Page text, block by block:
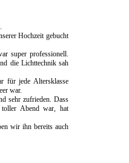
Hochzeit gebucht
super professionell.
die Lichttechnik sah
für jede Altersklasse
war.
sehr zufrieden. Dass
Abend war, hat
wir ihn bereits auch